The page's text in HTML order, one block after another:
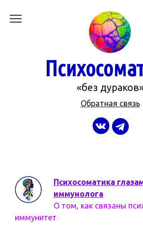
«без
Обратная связь
Психосоматика
иммунолога
О том, как связаны
иммунитет